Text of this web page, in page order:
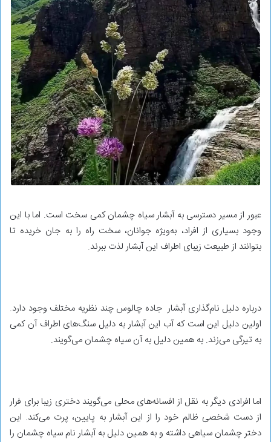
عبور از مسیر دسترسی به آبشار سیاه چشمان کمی سخت است. اما با این
‌وجود بسیاری از افراد، به‌ویژه جوانان، سخت راه را به جان خریده تا
بتوانند از طبیعت زیبای اطراف این آبشار لذت ببرند.
درباره دلیل نام‌گذاری آبشار جاده چالوس چند نظریه مختلف وجود دارد.
اولین دلیل این است که آب این آبشار به دلیل سنگ‌های اطراف آن کمی
به تیرگی می‌زند. به همین دلیل به آن سیاه چشمان می‌گویند.
اما افرادی دیگر به نقل از افسانه‌های محلی می‌گویند دختری زیبا برای فرار
از دست شخصی ظالم خود را از این آبشار به پایین، پرت می‌کند. این
دختر چشمان سیاهی داشته و به همین دلیل به آبشار نام سیاه چشمان را